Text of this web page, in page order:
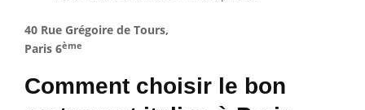
40 Rue Grégoire de Tours,
Paris 6ème
Comment choisir le bon